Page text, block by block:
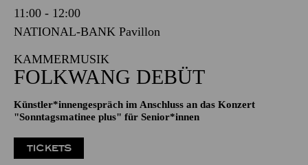
11:00 - 12:00
NATIONAL-BANK Pavillon
KAMMERMUSIK
FOLKWANG DEBÜT
Künstler*innengespräch im Anschluss an das Konzert
"Sonntagsmatinee plus" für Senior*innen
TICKETS